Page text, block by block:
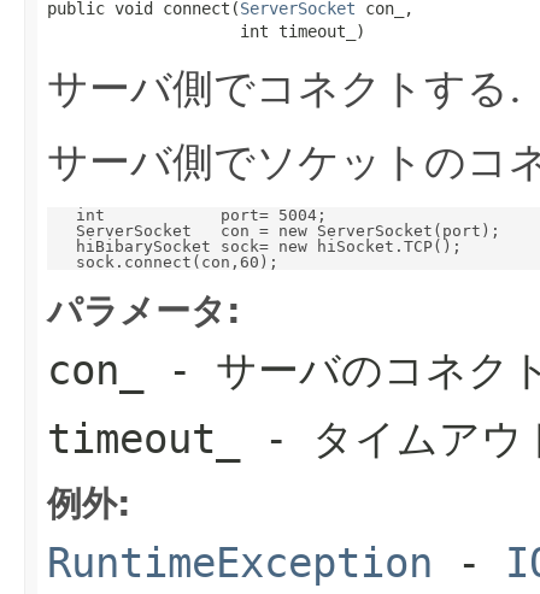
public void connect(ServerSocket con_,
                    int timeout_)
サーバ側でコネクトする.
サーバ側でソケットのコ
   int            port= 5004;
   ServerSocket   con = new ServerSocket(port);
   hiBibarySocket sock= new hiSocket.TCP();
パラメータ:
con_
- サーバのコネク
timeout_
- タイムアウ
例外:
RuntimeException -